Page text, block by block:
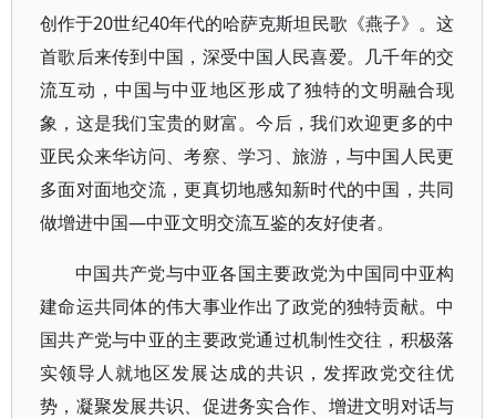
创作于20世纪40年代的哈萨克斯坦民歌《燕子》。这
首歌后来传到中国，深受中国人民喜爱。几千年的交
流互动，中国与中亚地区形成了独特的文明融合现
象，这是我们宝贵的财富。今后，我们欢迎更多的中
亚民众来华访问、考察、学习、旅游，与中国人民更
多面对面地交流，更真切地感知新时代的中国，共同
做增进中国—中亚文明交流互鉴的友好使者。
中国共产党与中亚各国主要政党为中国同中亚构
建命运共同体的伟大事业作出了政党的独特贡献。中
国共产党与中亚的主要政党通过机制性交往，积极落
实领导人就地区发展达成的共识，发挥政党交往优
势，凝聚发展共识、促进务实合作、增进文明对话与